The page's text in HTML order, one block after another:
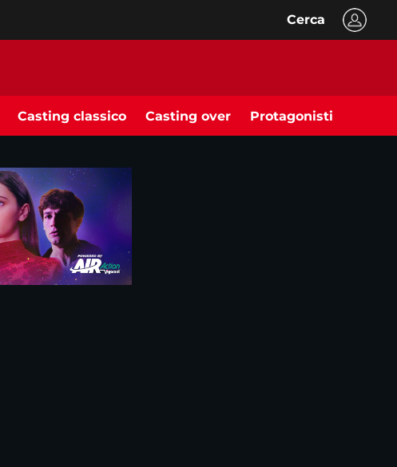
Cerca
Casting classico Casting over Protagonisti